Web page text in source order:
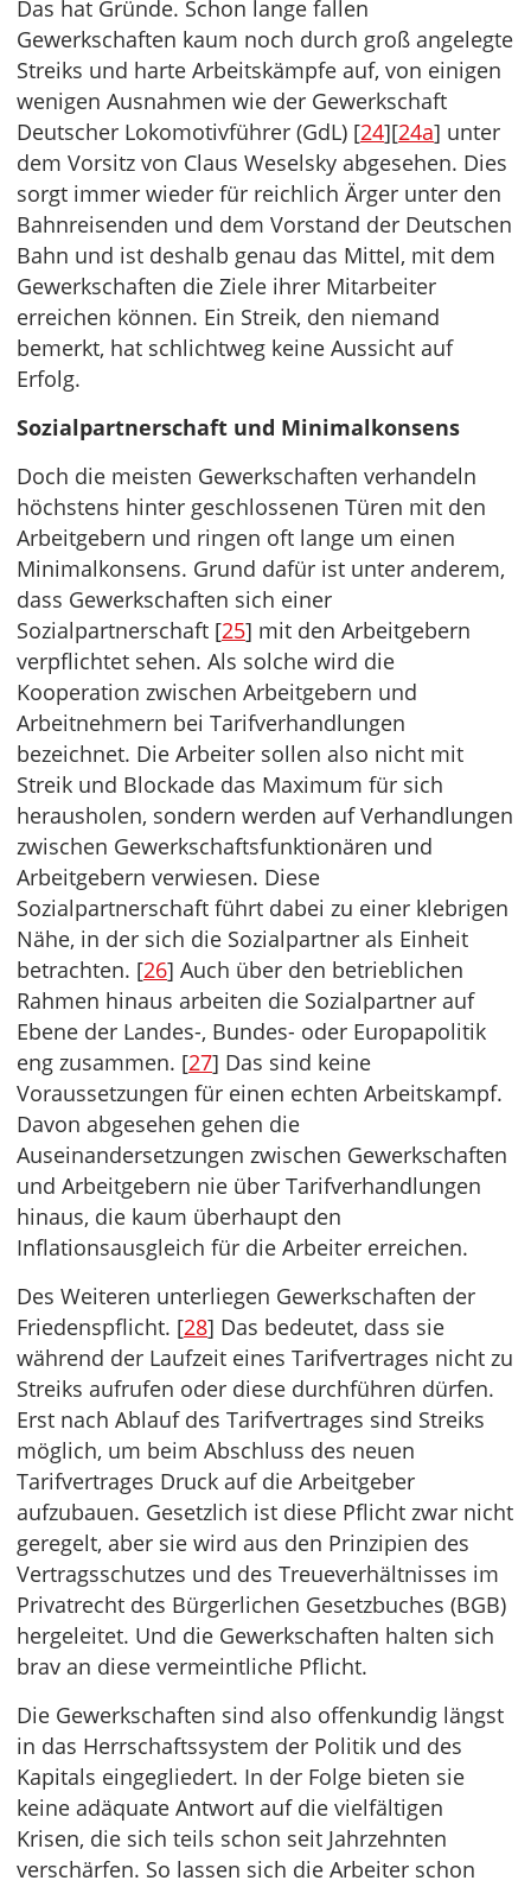
Das hat Gründe. Schon lange fallen
Gewerkschaften kaum noch durch groß angelegte
Streiks und harte Arbeitskämpfe auf, von einigen
wenigen Ausnahmen wie der Gewerkschaft
Deutscher Lokomotivführer (GdL) [24][24a] unter
dem Vorsitz von Claus Weselsky abgesehen. Dies
sorgt immer wieder für reichlich Ärger unter den
Bahnreisenden und dem Vorstand der Deutschen
Bahn und ist deshalb genau das Mittel, mit dem
Gewerkschaften die Ziele ihrer Mitarbeiter
erreichen können. Ein Streik, den niemand
bemerkt, hat schlichtweg keine Aussicht auf
Erfolg.
Sozialpartnerschaft und Minimalkonsens
Doch die meisten Gewerkschaften verhandeln
höchstens hinter geschlossenen Türen mit den
Arbeitgebern und ringen oft lange um einen
Minimalkonsens. Grund dafür ist unter anderem,
dass Gewerkschaften sich einer
Sozialpartnerschaft [25] mit den Arbeitgebern
verpflichtet sehen. Als solche wird die
Kooperation zwischen Arbeitgebern und
Arbeitnehmern bei Tarifverhandlungen
bezeichnet. Die Arbeiter sollen also nicht mit
Streik und Blockade das Maximum für sich
herausholen, sondern werden auf Verhandlungen
zwischen Gewerkschaftsfunktionären und
Arbeitgebern verwiesen. Diese
Sozialpartnerschaft führt dabei zu einer klebrigen
Nähe, in der sich die Sozialpartner als Einheit
betrachten. [26] Auch über den betrieblichen
Rahmen hinaus arbeiten die Sozialpartner auf
Ebene der Landes-, Bundes- oder Europapolitik
eng zusammen. [27] Das sind keine
Voraussetzungen für einen echten Arbeitskampf.
Davon abgesehen gehen die
Auseinandersetzungen zwischen Gewerkschaften
und Arbeitgebern nie über Tarifverhandlungen
hinaus, die kaum überhaupt den
Inflationsausgleich für die Arbeiter erreichen.
Des Weiteren unterliegen Gewerkschaften der
Friedenspflicht. [28] Das bedeutet, dass sie
während der Laufzeit eines Tarifvertrages nicht zu
Streiks aufrufen oder diese durchführen dürfen.
Erst nach Ablauf des Tarifvertrages sind Streiks
möglich, um beim Abschluss des neuen
Tarifvertrages Druck auf die Arbeitgeber
aufzubauen. Gesetzlich ist diese Pflicht zwar nicht
geregelt, aber sie wird aus den Prinzipien des
Vertragsschutzes und des Treueverhältnisses im
Privatrecht des Bürgerlichen Gesetzbuches (BGB)
hergeleitet. Und die Gewerkschaften halten sich
brav an diese vermeintliche Pflicht.
Die Gewerkschaften sind also offenkundig längst
in das Herrschaftssystem der Politik und des
Kapitals eingegliedert. In der Folge bieten sie
keine adäquate Antwort auf die vielfältigen
Krisen, die sich teils schon seit Jahrzehnten
verschärfen. So lassen sich die Arbeiter schon